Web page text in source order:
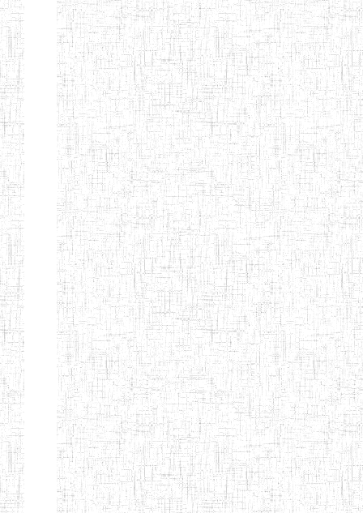
Chercher:
Effacer les filtres
Denomination
Type
Nature
Arrondissement
Denomination Création Type Nature
GTTC
BANGEM
08/12/1997 ENIEG Public
GTTC
FONTEM
25/09/2000 ENIEG Public